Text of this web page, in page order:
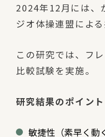
2024年12月には、
ジオ体操連盟によ
この研究では、フ
比較試験を実施。
研究結果のポイント
敏捷性（素早く動